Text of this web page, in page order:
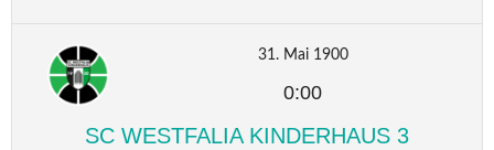
31. Mai 1900
0:00
SC WESTFALIA KINDERHAUS 3